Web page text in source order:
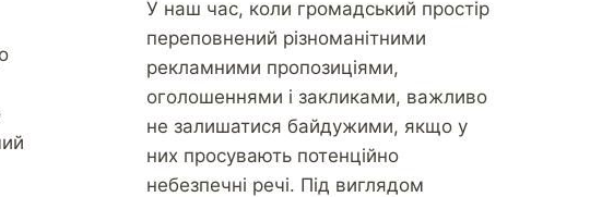
У наш час, коли громадський простір
переповнений різноманітними
рекламними пропозиціями,
оголошеннями і закликами, важливо
не залишатися байдужими, якщо у
них просувають потенційно
небезпечні речі. Під виглядом